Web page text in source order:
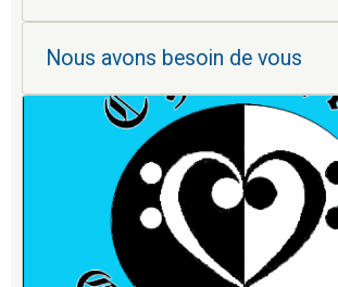
Nous avons besoin de vous